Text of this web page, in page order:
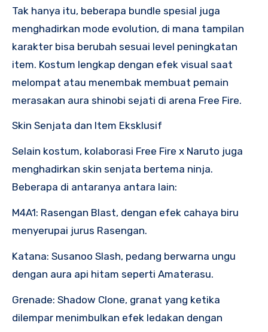
Tak hanya itu, beberapa bundle spesial juga
menghadirkan mode evolution, di mana tampilan
karakter bisa berubah sesuai level peningkatan
item. Kostum lengkap dengan efek visual saat
melompat atau menembak membuat pemain
merasakan aura shinobi sejati di arena Free Fire.
Skin Senjata dan Item Eksklusif
Selain kostum, kolaborasi Free Fire x Naruto juga
menghadirkan skin senjata bertema ninja.
Beberapa di antaranya antara lain:
M4A1: Rasengan Blast, dengan efek cahaya biru
menyerupai jurus Rasengan.
Katana: Susanoo Slash, pedang berwarna ungu
dengan aura api hitam seperti Amaterasu.
Grenade: Shadow Clone, granat yang ketika
dilempar menimbulkan efek ledakan dengan